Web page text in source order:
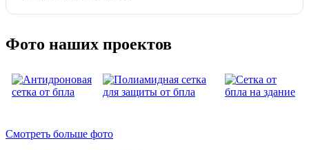
Фото наших проектов
Смотреть больше фото